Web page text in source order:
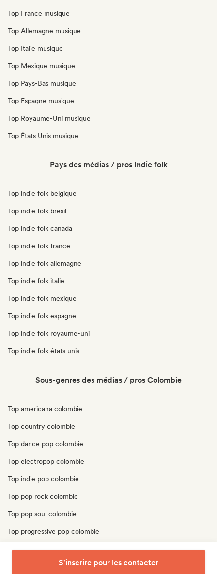
Top France musique
Top Allemagne musique
Top Italie musique
Top Mexique musique
Top Pays-Bas musique
Top Espagne musique
Top Royaume-Uni musique
Top États Unis musique
Pays des médias / pros Indie folk
Top indie folk belgique
Top indie folk brésil
Top indie folk canada
Top indie folk france
Top indie folk allemagne
Top indie folk italie
Top indie folk mexique
Top indie folk espagne
Top indie folk royaume-uni
Top indie folk états unis
Sous-genres des médias / pros Colombie
Top americana colombie
Top country colombie
Top dance pop colombie
Top electropop colombie
Top indie pop colombie
Top pop rock colombie
Top pop soul colombie
Top progressive pop colombie
Top psychedelic pop colombie
Top singer-songwriter colombieS'inscrire pour les contacter